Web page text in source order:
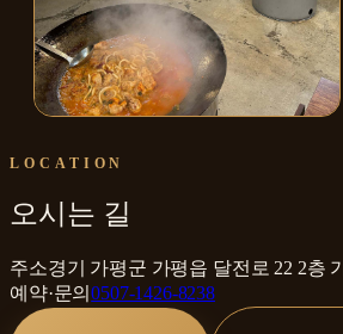
LOCATION
오시는 길
주소경기 가평군 가평읍 달전로 22 2층
예약·문의0507-1426-8238